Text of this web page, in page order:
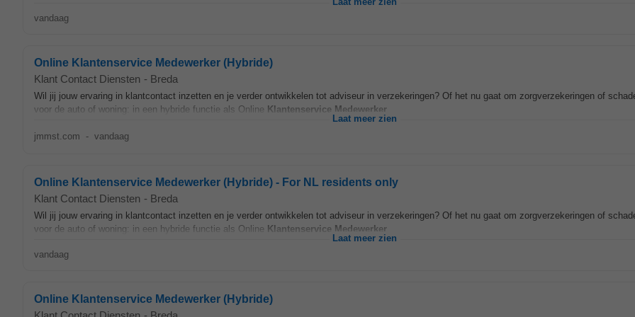
Laat meer zien
vandaag
Online Klantenservice Medewerker (Hybride)
Klant Contact Diensten - Breda
Wil jij jouw ervaring in klantcontact inzetten en je verder ontwikkelen tot adviseur in verzekeringen? Of het nu gaat om zorgverzekeringen of
voor de auto of woning: in een hybride functie als Online Klantenservice Medewerker
Laat meer zien
jmmst.com - vandaag
Online Klantenservice Medewerker (Hybride) - For NL residents only
Klant Contact Diensten - Breda
Wil jij jouw ervaring in klantcontact inzetten en je verder ontwikkelen tot adviseur in verzekeringen? Of het nu gaat om zorgverzekeringen of
voor de auto of woning: in een hybride functie als Online Klantenservice Medewerker
Laat meer zien
vandaag
Online Klantenservice Medewerker (Hybride)